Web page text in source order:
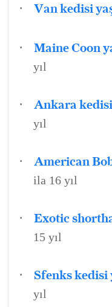
· Van kedisi
· Maine Coon
yıl
· Ankara
yıl
· American
ila 16 yıl
· Exotic
15 yıl
· Sfenks kedisi
yıl